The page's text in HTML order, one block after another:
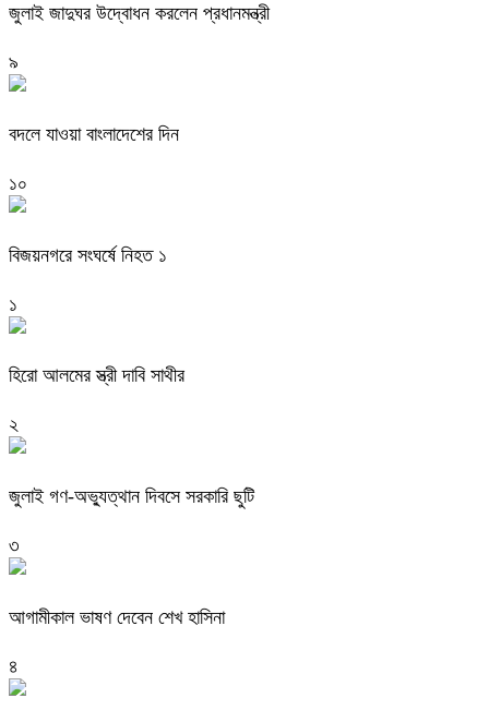
জুলাই জাদুঘর উদ্বোধন করলেন প্রধানমন্ত্রী
৯
বদলে যাওয়া বাংলাদেশের দিন
১০
বিজয়নগরে সংঘর্ষে নিহত ১
১
হিরো আলমের স্ত্রী দাবি সাথীর
২
জুলাই গণ-অভ্যুত্থান দিবসে সরকারি ছুটি
৩
আগামীকাল ভাষণ দেবেন শেখ হাসিনা
৪